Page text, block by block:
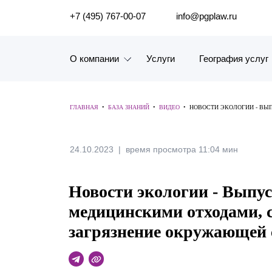
ПОИСК ПО САЙТУ
+7 (495) 767-00-07 info@pgplaw.ru
О компании
Наш опыт
Карьера
История компании
Услуги География услуг
ГЛАВНАЯ • БАЗА ЗНАНИЙ • ВИДЕО • НОВОСТИ ЭКОЛОГИИ -
24.10.2023 время просмотра 11:04 мин
Новости экологии -
медицинскими отходами,
загрязнение окружающей